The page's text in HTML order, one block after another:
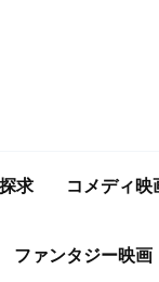
求 コメディ映
ファンタジー映画